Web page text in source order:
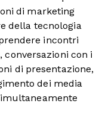
di marketing
della tecnologia
incontri
con i
di presentazione,
dei media